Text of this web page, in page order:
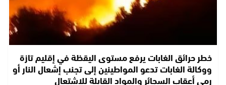
خطر حرائق الغابات يرفع مستوى اليقظة في إقليم تازة
ووكالة الغابات تدعو المواطينين إلى تجنب إشعال النار أو
رمي أعقاب السجائر والمواد القابلة للاشتعال